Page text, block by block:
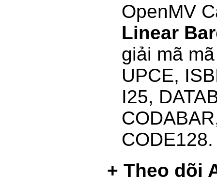
OpenMV
Linear
giải mã
UPCE,
I25,
CODE128.
+ Theo dõi